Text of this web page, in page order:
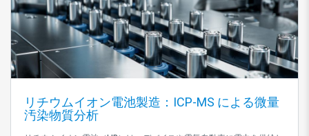
リチウムイオン電池製造：ICP-MS による微量
汚染物質分析